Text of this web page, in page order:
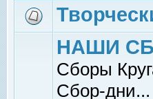
НАШИ
Сборы
Сбор-дни...